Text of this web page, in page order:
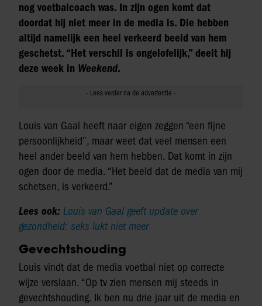
nog voetbalcoach was. In zijn ogen komt dat
doordat hij niet meer in de media is. Die hebben
altijd namelijk een heel verkeerd beeld van hem
geschetst. “Het verschil is ongelofelijk,” deelt hij
deze week in Weekend.
Louis van Gaal heeft naar eigen zeggen “een fijne
persoonlijkheid”, maar weet dat veel mensen een
heel ander beeld van hem hebben. Dat komt in zijn
ogen door de media. “Het beeld dat de media van mij
schetsen, is verkeerd.”
Lees ook: Louis van Gaal geeft update over
gezondheid: seks lukt niet meer
Gevechtshouding
Louis vindt dat de media voetbal niet op correcte
wijze verslaan. “Op tv zien mensen mij steeds in
gevechtshouding. Ik ben nu drie jaar uit de media en